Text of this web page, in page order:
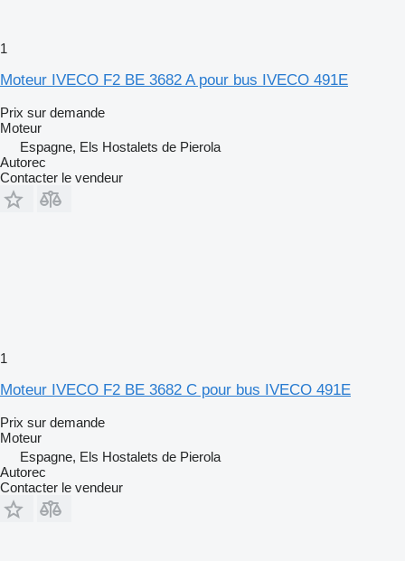
1
Moteur IVECO F2 BE 3682 A pour bus IVECO 491E
Prix sur demande
Moteur
Espagne, Els Hostalets de Pierola
Autorec
Contacter le vendeur
1
Moteur IVECO F2 BE 3682 C pour bus IVECO 491E
Prix sur demande
Moteur
Espagne, Els Hostalets de Pierola
Autorec
Contacter le vendeur